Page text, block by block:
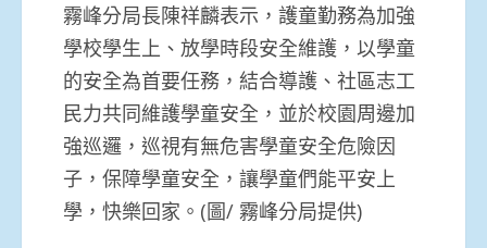
霧峰分局長陳祥麟表示，護童勤務為加強
學校學生上、放學時段安全維護，以學童
的安全為首要任務，結合導護、社區志工
民力共同維護學童安全，並於校園周邊加
強巡邏，巡視有無危害學童安全危險因
子，保障學童安全，讓學童們能平安上
學，快樂回家。(圖/ 霧峰分局提供)